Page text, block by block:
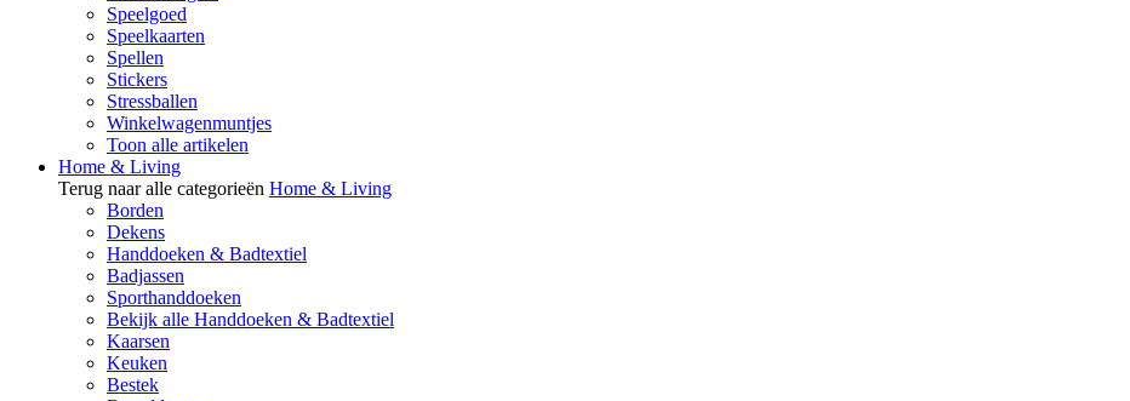
Speelgoed
Speelkaarten
Spellen
Stickers
Stressballen
Winkelwagenmuntjes
Toon alle artikelen
Home & Living
Terug naar alle categorieën Home & Living
Borden
Dekens
Handdoeken & Badtextiel
Badjassen
Sporthanddoeken
Bekijk alle Handdoeken & Badtextiel
Kaarsen
Keuken
Bestek